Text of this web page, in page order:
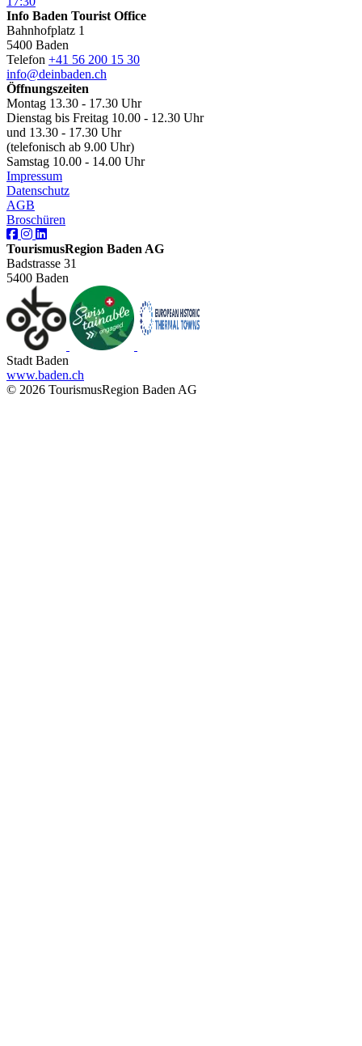
Info Baden Tourist Office
Bahnhofplatz 1
5400 Baden
Telefon +41 56 200 15 30
info@deinbaden.ch
Öffnungszeiten
Montag 13.30 - 17.30 Uhr
Dienstag bis Freitag 10.00 - 12.30 Uhr
und 13.30 - 17.30 Uhr
(telefonisch ab 9.00 Uhr)
Samstag 10.00 - 14.00 Uhr
Impressum
Datenschutz
AGB
Broschüren
TourismusRegion Baden AG
Badstrasse 31
5400 Baden
Stadt Baden
www.baden.ch
© 2026 TourismusRegion Baden AG